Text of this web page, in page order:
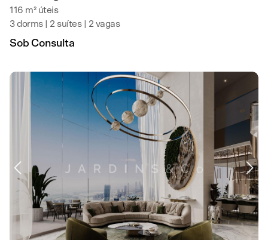
116 m² úteis
3 dorms | 2 suítes | 2 vagas
Sob Consulta